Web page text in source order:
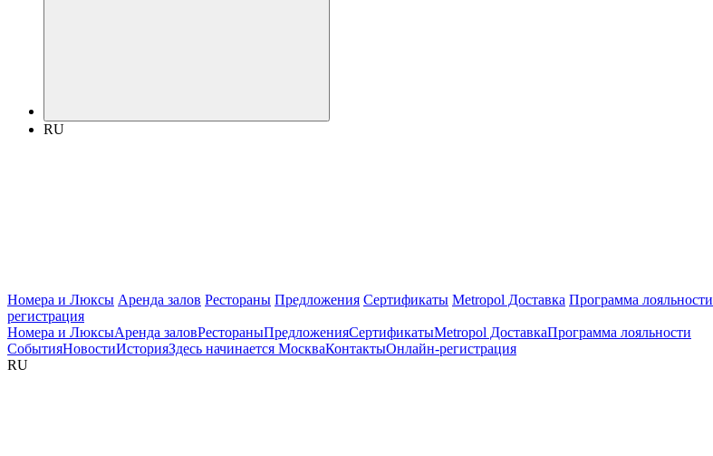
RU
Номера и Люксы Аренда залов Рестораны Предложения Сертификаты Metropol Доставка Программа лояльности
регистрация
Номера и ЛюксыАренда заловРестораныПредложенияСертификатыMetropol ДоставкаПрограмма лояльности
СобытияНовостиИсторияЗдесь начинается МоскваКонтактыОнлайн-регистрация
RU